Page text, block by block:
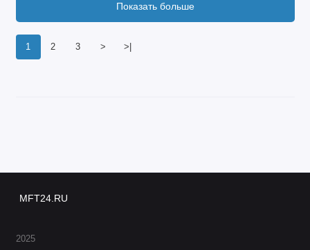
1 2 3 > >|
Показать больше
MFT24.RU
2025